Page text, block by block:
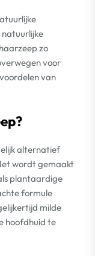
zo
voor
van
alternatief
wordt gemaakt
plantaardige
formule
milde
hoofdhuid te